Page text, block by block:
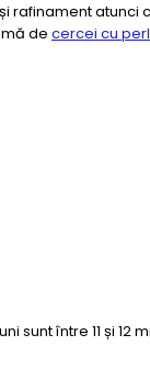
rafinament atunci
de cercei cu
între 11 și 12